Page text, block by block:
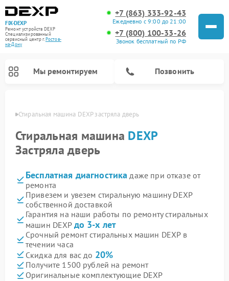
FIX-DEXP
Ремонт устройств DEXP
Специализированный
cервисный центр г.Ростов-
на-Дону
+7 (863) 333-92-43
Ежедневно с 9:00 до 21:00
+7 (800) 100-33-26
Звонок бесплатный по РФ
Мы ремонтируем Позвонить
Стиральная машина DEXP застряла дверь
Стиральная машина DEXP
Застряла дверь
Бесплатная диагностика даже при отказе от
ремонта
Привезем и увезем стиральную машину DEXP
собственной доставкой
Гарантия на наши работы по ремонту стиральных
машин DEXP до 3-х лет
Срочный ремонт стиральных машин DEXP в
течении часа
Скидка для вас до 20%
Получите 1500 рублей на ремонт
Оригинальные комплектующие DEXP